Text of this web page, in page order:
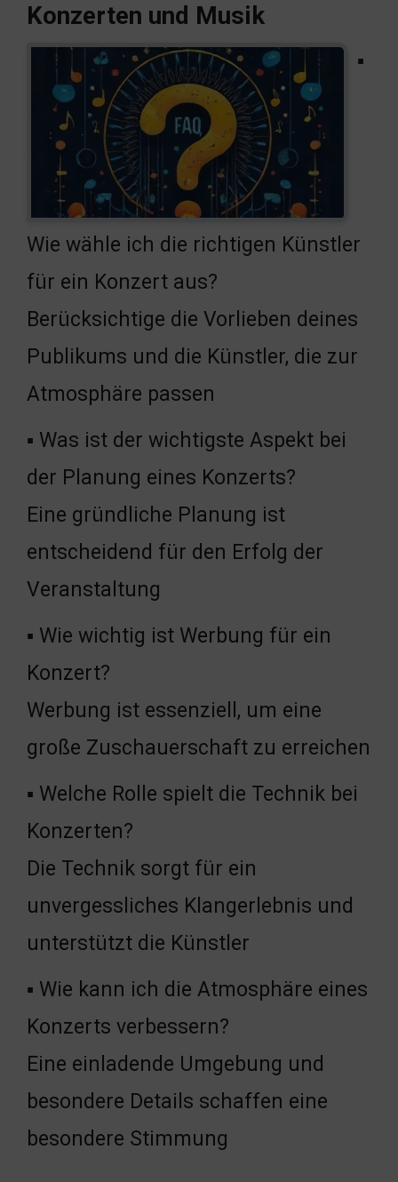
Konzerten und Musik
▪
Wie wähle ich die richtigen Künstler
für ein Konzert aus?
Berücksichtige die Vorlieben deines
Publikums und die Künstler, die zur
Atmosphäre passen
▪ Was ist der wichtigste Aspekt bei
der Planung eines Konzerts?
Eine gründliche Planung ist
entscheidend für den Erfolg der
Veranstaltung
▪ Wie wichtig ist Werbung für ein
Konzert?
Werbung ist essenziell, um eine
große Zuschauerschaft zu erreichen
▪ Welche Rolle spielt die Technik bei
Konzerten?
Die Technik sorgt für ein
unvergessliches Klangerlebnis und
unterstützt die Künstler
▪ Wie kann ich die Atmosphäre eines
Konzerts verbessern?
Eine einladende Umgebung und
besondere Details schaffen eine
besondere Stimmung